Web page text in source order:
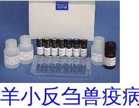
羊小反刍兽疫